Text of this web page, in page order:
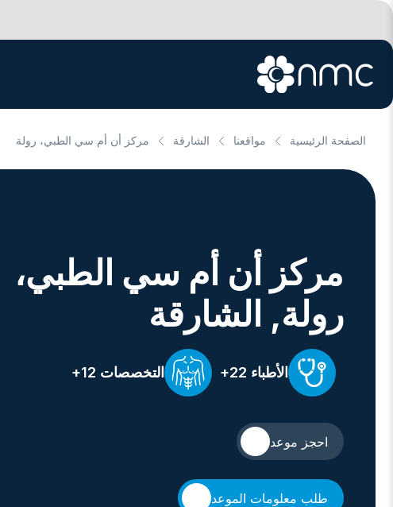
الصفحة الرئيسية مواقعنا الشارقة مركز أن أم سي الطبي، رولة
مركز أن أم سي الطبي،
رولة, الشارقة
الأطباء التخصصات 12+
احجز موعد
طلب معلومات الموعد